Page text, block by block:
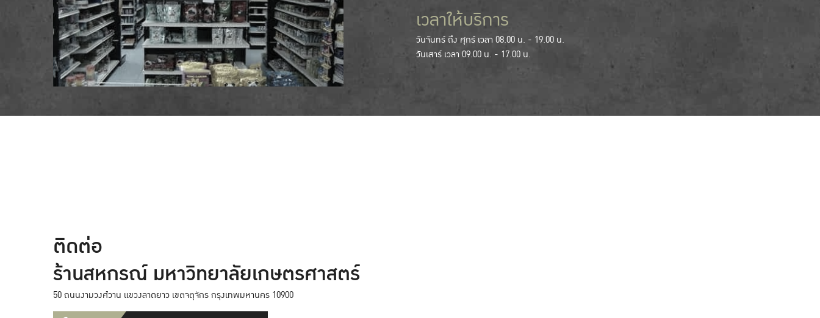
เวลาให้บริการ
วันจันทร์ ถึง ศุกร์ เวลา 08.00 น. - 19.00 น.
วันเสาร์ เวลา 09.00 น. - 17.00 น.
ติดต่อ
ร้านสหกรณ์ มหาวิทยาลัยเกษตรศาสตร์
50 ถนนงามวงศ์วาน แขวงลาดยาว เขตจตุจักร กรุงเทพมหานคร 10900